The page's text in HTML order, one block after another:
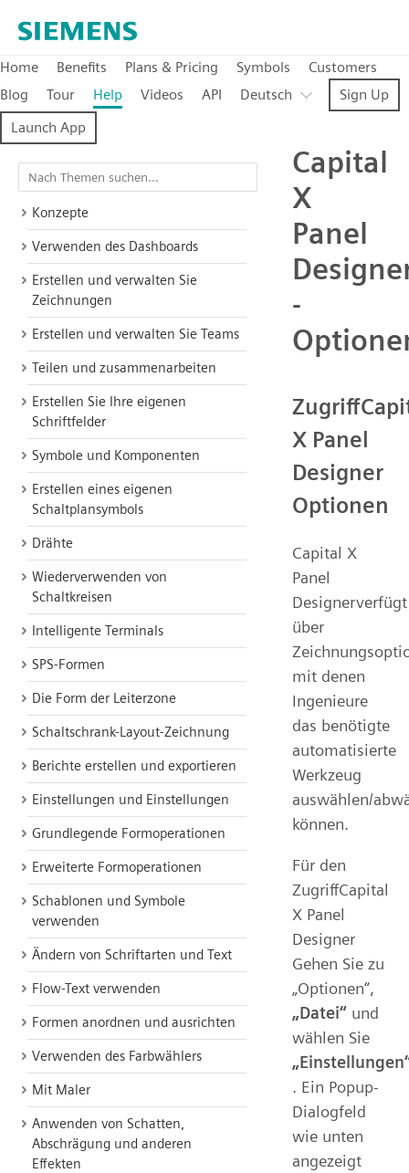
Home Benefits Plans & Pricing Symbols
Customers
Blog
Tour Help Videos API Deutsch
Sign Up
Launch App
Konzepte
Verwenden des Dashboards
Erstellen und verwalten Sie
Zeichnungen
Erstellen und verwalten Sie Teams
Teilen und zusammenarbeiten
Erstellen Sie Ihre eigenen
Schriftfelder
Symbole und Komponenten
Erstellen eines eigenen
Schaltplansymbols
Drähte
Wiederverwenden von
Schaltkreisen
Intelligente Terminals
SPS-Formen
Die Form der Leiterzone
Schaltschrank-Layout-Zeichnung
Berichte erstellen und exportieren
Einstellungen und Einstellungen
Grundlegende Formoperationen
Erweiterte Formoperationen
Schablonen und Symbole
verwenden
Ändern von Schriftarten und Text
Flow-Text verwenden
Formen anordnen und ausrichten
Verwenden des Farbwählers
Mit Maler
Anwenden von Schatten,
Abschrägung und anderen
Effekten
Capital
X
Panel
-
X Panel
Designer
Optionen
Capital X
Panel
Designerverfügt
über
mit denen
Ingenieure
das benötigte
automatisierte
Werkzeug
auswählen/
können.
Für den
ZugriffCapital
X Panel
Designer
Gehen Sie zu
„Optionen“,
„Datei“ und
wählen Sie
. Ein Popup-
Dialogfeld
wie unten
angezeigt